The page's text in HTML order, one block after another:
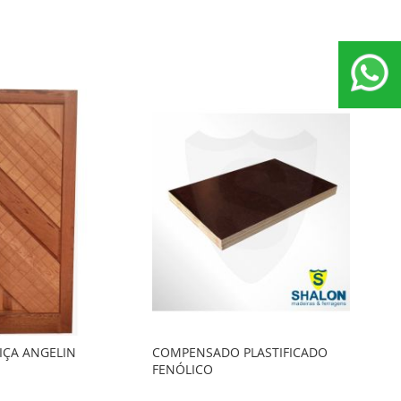
ANGELIN
COMPENSADO PLASTIFICADO
FENÓLICO